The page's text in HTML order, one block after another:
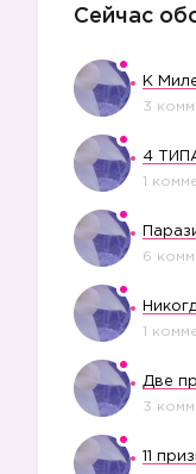
Сейчас
К
3
4
1
6
1
3